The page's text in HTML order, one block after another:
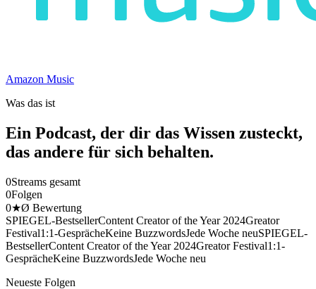
Amazon Music
Was das ist
Ein Podcast, der dir das Wissen zusteckt,
das andere für sich behalten.
0Streams gesamt
0Folgen
0★Ø Bewertung
SPIEGEL-BestsellerContent Creator of the Year 2024Greator
Festival1:1-GesprächeKeine BuzzwordsJede Woche neuSPIEGEL-
BestsellerContent Creator of the Year 2024Greator Festival1:1-
GesprächeKeine BuzzwordsJede Woche neu
Neueste Folgen